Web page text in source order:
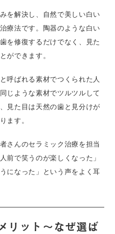
を解決し、自然で美しい白い
療法です。陶器のような白い
を修復するだけでなく、見た
ができます。
呼ばれる素材でつくられた人
じような素材でツルツルして
見た目は天然の歯と見分けが
ます。
さんのセラミック治療を担当
前で笑うのが楽しくなった」
になった」という声をよく耳
リット〜なぜ選ば